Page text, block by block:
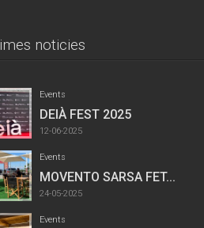
noticies
Events
DEIÀ FEST 2025
12-06-2025
Events
MOVENTO SARSA FET...
24-05-2025
Events